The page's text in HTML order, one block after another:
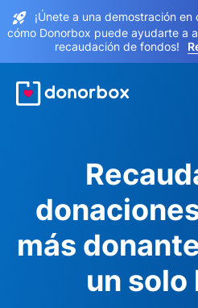
¡Únete a una demostración
cómo Donorbox puede ayudarte a
recaudación de fondos!
más
un solo